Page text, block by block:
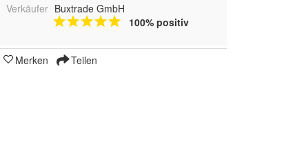
Verkäufer Buxtrade GmbH
100% positiv
Merken Teilen